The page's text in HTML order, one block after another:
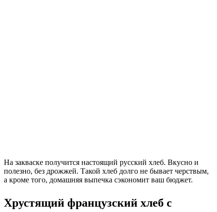
На закваске получится настоящий русский хлеб. Вкусно и
полезно, без дрожжей. Такой хлеб долго не бывает черствым,
а кроме того, домашняя выпечка сэкономит ваш бюджет.
Хрустящий французский хлеб с